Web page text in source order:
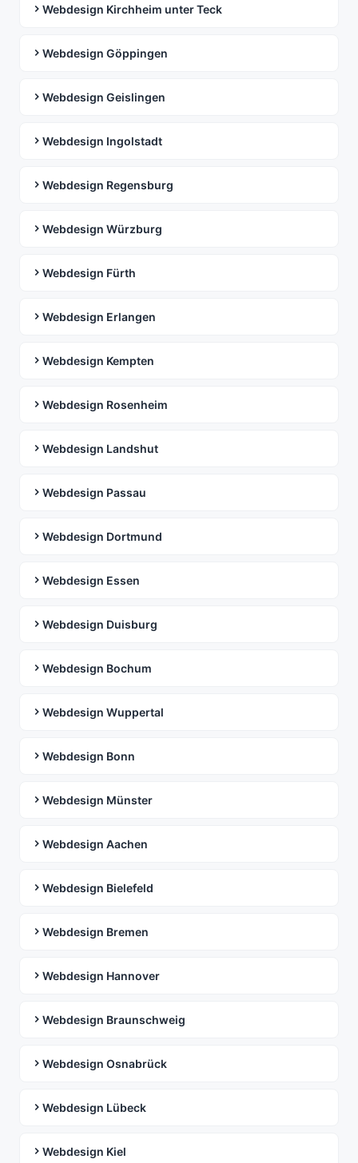
Webdesign Kirchheim unter Teck
Webdesign Göppingen
Webdesign Geislingen
Webdesign Ingolstadt
Webdesign Regensburg
Webdesign Würzburg
Webdesign Fürth
Webdesign Erlangen
Webdesign Kempten
Webdesign Rosenheim
Webdesign Landshut
Webdesign Passau
Webdesign Dortmund
Webdesign Essen
Webdesign Duisburg
Webdesign Bochum
Webdesign Wuppertal
Webdesign Bonn
Webdesign Münster
Webdesign Aachen
Webdesign Bielefeld
Webdesign Bremen
Webdesign Hannover
Webdesign Braunschweig
Webdesign Osnabrück
Webdesign Lübeck
Webdesign Kiel